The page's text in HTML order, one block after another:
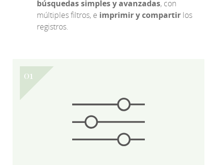
búsquedas simples y avanzadas, con
múltiples filtros, e imprimir y compartir los
registros.